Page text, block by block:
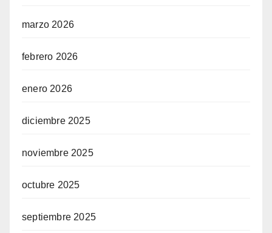
marzo 2026
febrero 2026
enero 2026
diciembre 2025
noviembre 2025
octubre 2025
septiembre 2025